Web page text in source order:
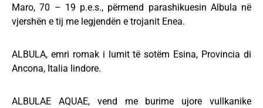
Maro, 70 – 19 p.e.s., përmend parashikuesin Albula në
vjershën e tij me legjendën e trojanit Enea.
ALBULA, emri romak i lumit të sotëm Esina, Provincia di
Ancona, Italia lindore.
ALBULAE AQUAE, vend me burime ujore vullkanike